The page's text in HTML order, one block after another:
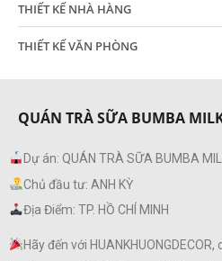
THIẾT KẾ NHÀ HÀNG
THIẾT KẾ VĂN PHÒNG
QUÁN TRÀ SỮA BUMBA
Dự án: QUÁN TRÀ SỮA BUMBA
Chủ đầu tư: ANH KỲ
Địa Điểm: TP. HỒ CHÍ MINH
Hãy đến với